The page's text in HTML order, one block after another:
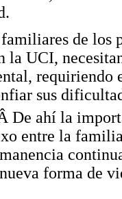
de los
la UCI,
requiriendo
sus
De ahí la
entre la
forma de